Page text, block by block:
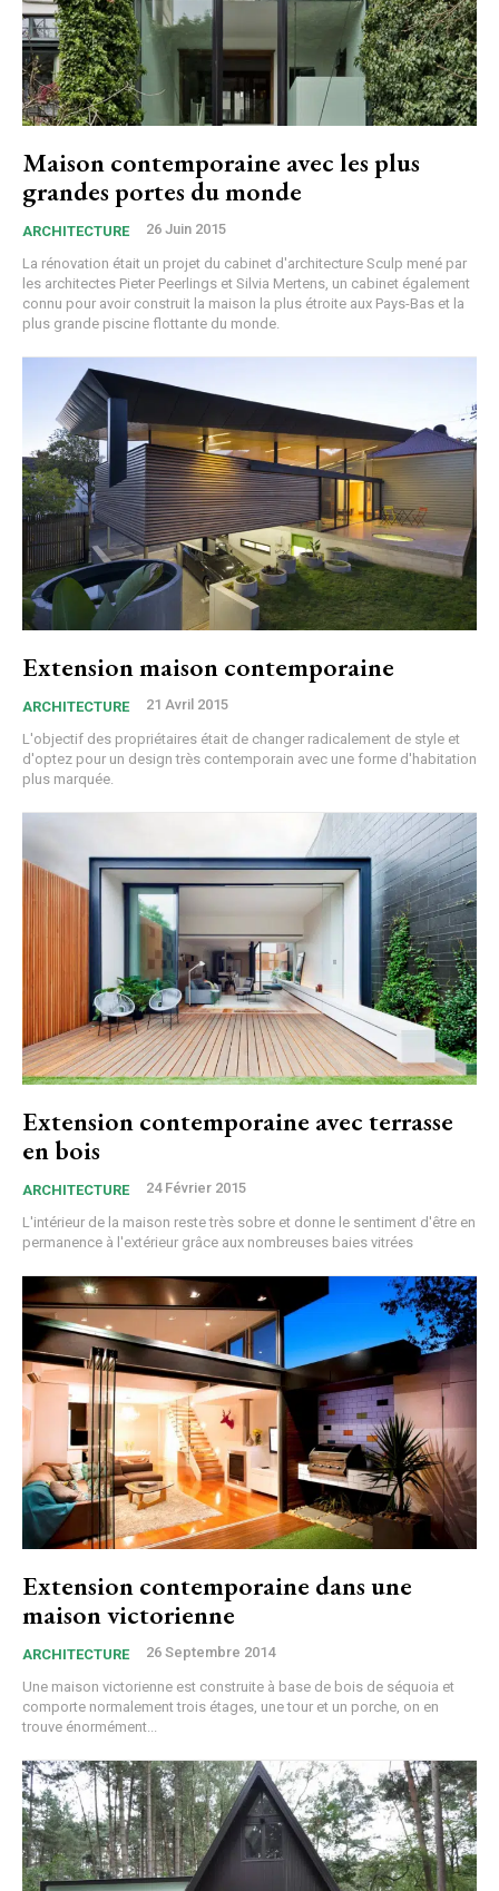
Maison contemporaine avec les plus
grandes portes du monde
ARCHITECTURE 26 Juin 2015
La rénovation était un projet du cabinet d'architecture Sculp mené par
les architectes Pieter Peerlings et Silvia Mertens, un cabinet également
connu pour avoir construit la maison la plus étroite aux Pays-Bas et la
plus grande piscine flottante du monde.
Extension maison contemporaine
ARCHITECTURE 21 Avril 2015
L'objectif des propriétaires était de changer radicalement de style et
d'optez pour un design très contemporain avec une forme d'habitation
plus marquée.
Extension contemporaine avec terrasse
en bois
ARCHITECTURE 24 Février 2015
L'intérieur de la maison reste très sobre et donne le sentiment d'être en
permanence à l'extérieur grâce aux nombreuses baies vitrées
Extension contemporaine dans une
maison victorienne
ARCHITECTURE 26 Septembre 2014
Une maison victorienne est construite à base de bois de séquoia et
comporte normalement trois étages, une tour et un porche, on en
trouve énormément...